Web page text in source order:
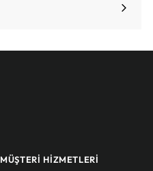
MÜŞTERİ HİZMETLERİ